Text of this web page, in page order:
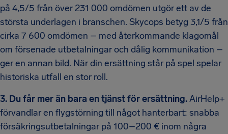
på 4,5/5 från över 231 000 omdömen utgör ett av de
största underlagen i branschen. Skycops betyg 3,1/5 från
cirka 7 600 omdömen – med återkommande klagomål
om försenade utbetalningar och dålig kommunikation –
ger en annan bild. När din ersättning står på spel spelar
historiska utfall en stor roll.
3. Du får mer än bara en tjänst för ersättning.AirHelp+
förvandlar en flygstörning till något hanterbart: snabba
försäkringsutbetalningar på 100–200 € inom några